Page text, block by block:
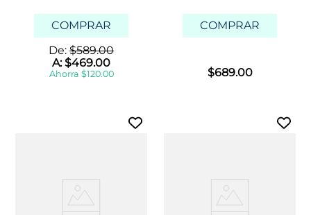
COMPRAR
De: $589.00
A:$469.00
Ahorra $120.00
COMPRAR
$689.00